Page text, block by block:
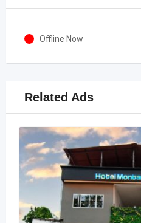
Offline Now
Related Ads